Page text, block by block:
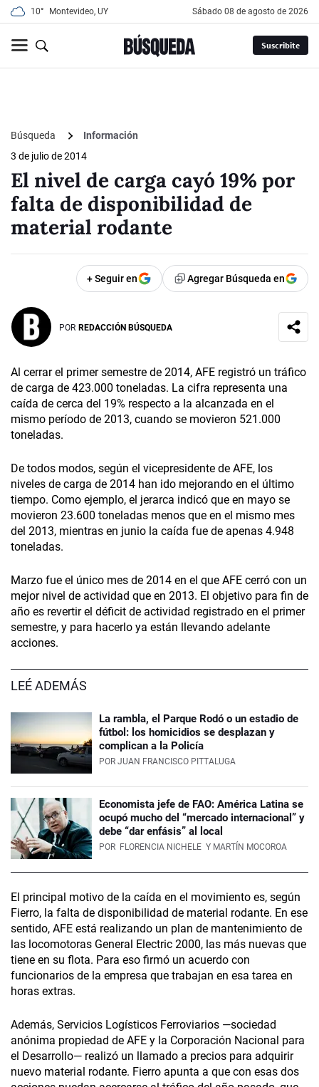
10° Montevideo, UY sábado 08 de agosto de 2026
Suscribite
Búsqueda
Información
3 de julio de 2014
El nivel de carga cayó 19% por
falta de disponibilidad de
material rodante
+ Seguir en Agregar Búsqueda en
POR REDACCIÓN BÚSQUEDA
Al cerrar el primer semestre de 2014, AFE registró un tráfico
de carga de 423.000 toneladas. La cifra representa una
caída de cerca del 19% respecto a la alcanzada en el
mismo período de 2013, cuando se movieron 521.000
toneladas.
De todos modos, según el vicepresidente de AFE, los
niveles de carga de 2014 han ido mejorando en el último
tiempo. Como ejemplo, el jerarca indicó que en mayo se
movieron 23.600 toneladas menos que en el mismo mes
del 2013, mientras en junio la caída fue de apenas 4.948
toneladas.
Marzo fue el único mes de 2014 en el que AFE cerró con un
mejor nivel de actividad que en 2013. El objetivo para fin de
año es revertir el déficit de actividad registrado en el primer
semestre, y para hacerlo ya están llevando adelante
acciones.
LEÉ ADEMÁS
La rambla, el Parque Rodó o un estadio de
fútbol: los homicidios se desplazan y
complican a la Policía
POR JUAN FRANCISCO PITTALUGA
Economista jefe de FAO: América Latina se
ocupó mucho del “mercado internacional” y
debe “dar enfásis” al local
POR FLORENCIA NICHELE Y MARTÍN MOCOROA
El principal motivo de la caída en el movimiento es, según
Fierro, la falta de disponibilidad de material rodante. En ese
sentido, AFE está realizando un plan de mantenimiento de
las locomotoras General Electric 2000, las más nuevas que
tiene en su flota. Para eso firmó un acuerdo con
funcionarios de la empresa que trabajan en esa tarea en
horas extras.
Además, Servicios Logísticos Ferroviarios —sociedad
anónima propiedad de AFE y la Corporación Nacional para
el Desarrollo— realizó un llamado a precios para adquirir
nuevo material rodante. Fierro apunta a que con esas dos